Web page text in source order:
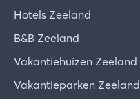
Hotels Zeeland
B&B Zeeland
Vakantiehuizen Zeeland
Vakantieparken Zeeland